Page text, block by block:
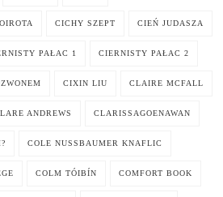
CICHY SZEPT CIEŃ JUDASZA
PAŁAC 1 CIERNISTY PAŁAC 2
CIXIN LIU CLAIRE MCFALL
ANDREWS CLARISSAGOENAWAN
COLE NUSSBAUMER KNAFLIC
COLM TÓIBÍN COMFORT BOOK